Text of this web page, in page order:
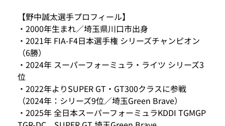
【野中誠太選手プロフィール】
・2000年生まれ／埼玉県川口市出身
・2021年 FIA-F4日本選手権 シリーズチャンピオン
（6勝）
・2024年 スーパーフォーミュラ・ライツ シリーズ3
位
・2022年よりSUPER GT・GT300クラスに参戦
（2024年：シリーズ9位／埼玉Green Brave）
・2025年 全日本スーパーフォーミュラKDDI TGMGP